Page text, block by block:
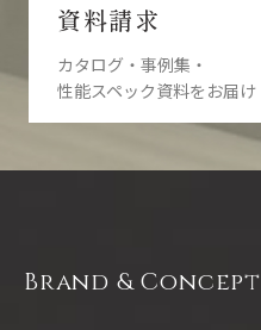
資料請求
カタログ・事例集・
性能スペック資料をお届け
Brand & Concept